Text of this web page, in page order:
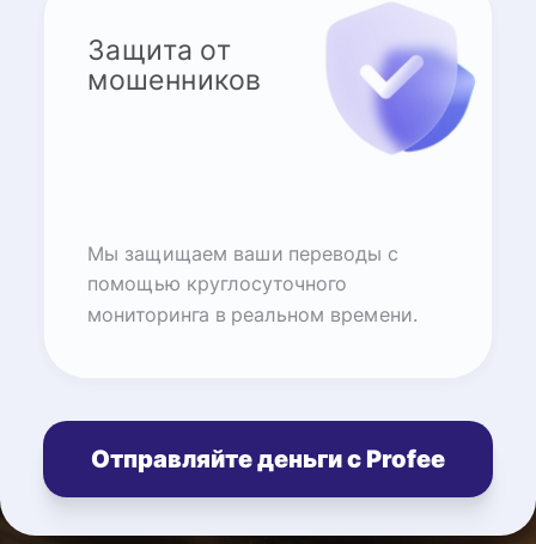
Защита от
мошенников
Мы защищаем ваши переводы с
помощью круглосуточного
мониторинга в реальном времени.
Отправляйте деньги с Profee